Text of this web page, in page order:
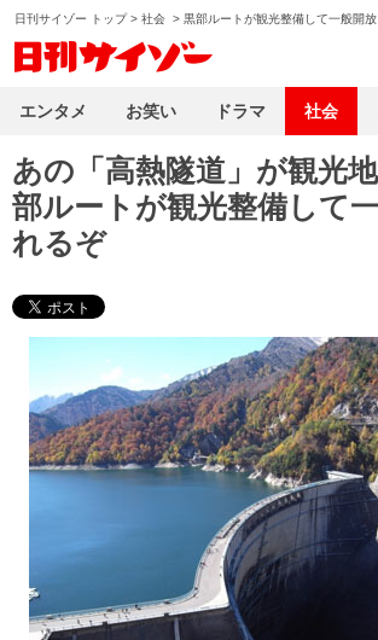
日刊サイゾー トップ> 社会 > 黒部ルートが観光整備して一般開放
あの「高熱隧道」が観光
部ルートが観光整備して
れるぞ
エンタメ お笑い ドラマ 社会